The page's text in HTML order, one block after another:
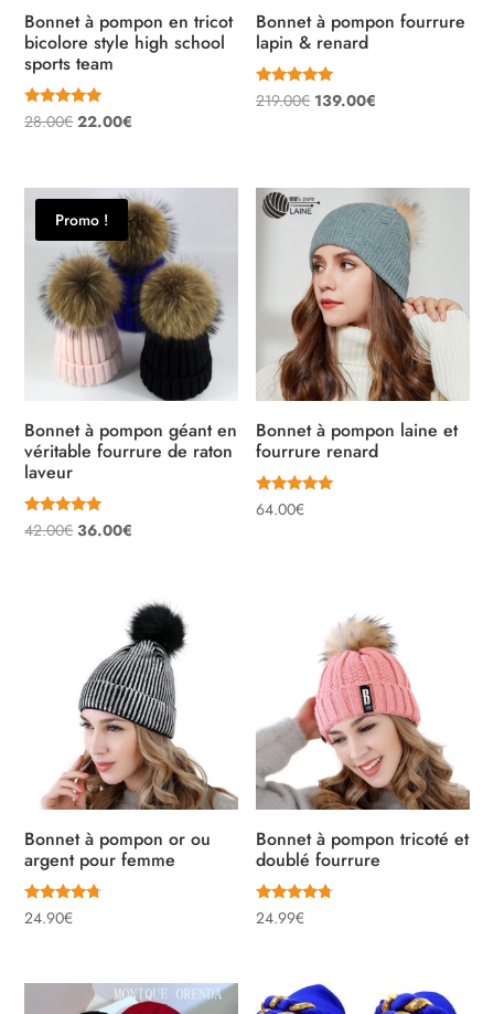
Bonnet à pompon en tricot
bicolore style high school
sports team
Note
4.75
28.00€Le
28.00€.
22.00€
est :
22.00€.
Bonnet à pompon fourrure
lapin & renard
Note
5.00
219.00€ Le
était :
219.00€.
139.00€
est :
139.00€.
Promo !
Bonnet à pompon géant en
véritable fourrure de raton
laveur
Note
5.00
42.00€Le
42.00€.
36.00€
est :
36.00€.
Bonnet à pompon laine et
fourrure renard
Note
5.00
64.00€
Bonnet à pompon or ou
argent pour femme
Note
4.50
24.90€
Bonnet à pompon tricoté et
doublé fourrure
Note
4.50
24.99€